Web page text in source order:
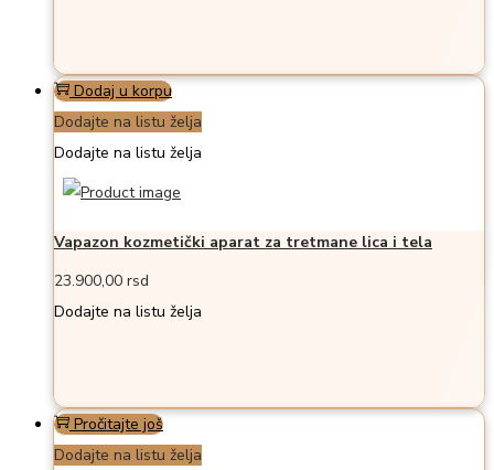
Dodaj u korpu
Dodajte na listu želja
Dodajte na listu želja
Vapazon kozmetički aparat za tretmane lica i tela
23.900,00 rsd
Dodajte na listu želja
Pročitajte još
Dodajte na listu želja